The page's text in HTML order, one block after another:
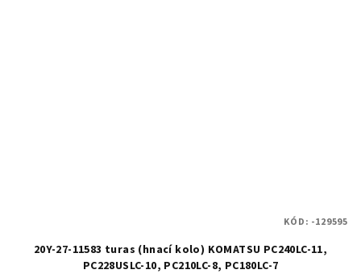
20Y-27-11583 turas (hnací kolo) KOMATSU PC240LC-11,
PC228USLC-10, PC210LC-8, PC180LC-7
KÓD: -129595